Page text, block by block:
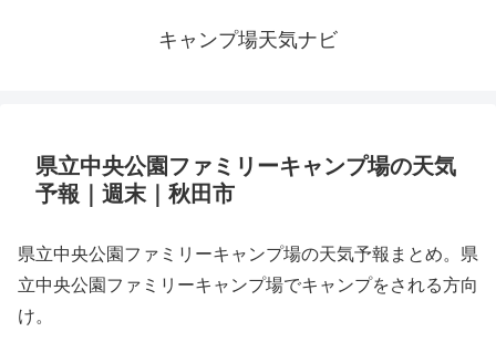
キャンプ場天気ナビ
県立中央公園ファミリーキャンプ場の天気
予報｜週末｜秋田市
県立中央公園ファミリーキャンプ場の天気予報まとめ。県
立中央公園ファミリーキャンプ場でキャンプをされる方向
け。